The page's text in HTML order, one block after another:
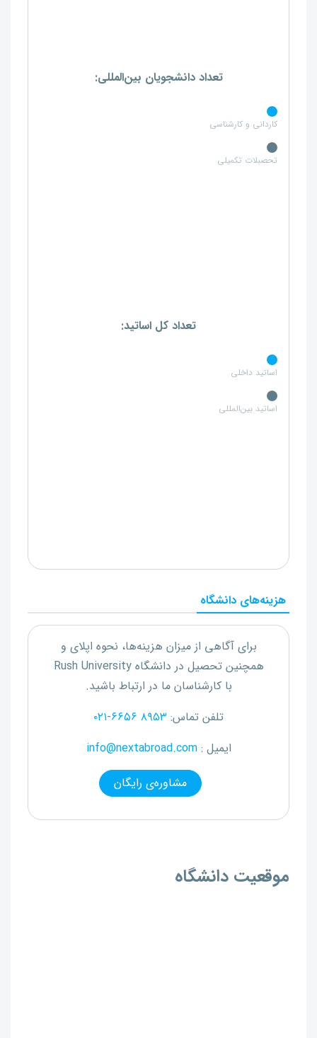
تعداد دانشجویان بین‌المللی:
کاردانی و کارشناسی
تحصبلات تکمیلی
تعداد کل اساتید:
اساتید داخلی
اساتید بین‌المللی
هزینه‌های دانشگاه
برای آگاهی از میزان هزینه‌ها، نحوه اپلای و
همچنین تحصیل در دانشگاهRush University
با کارشناسان ما در ارتباط باشید.
تلفن تماس: ۰۲۱-۶۶۵۶ ۸۹۵۳
ایمیل :info@nextabroad.com
مشاوره‌ی رایگان
موقعیت دانشگاه